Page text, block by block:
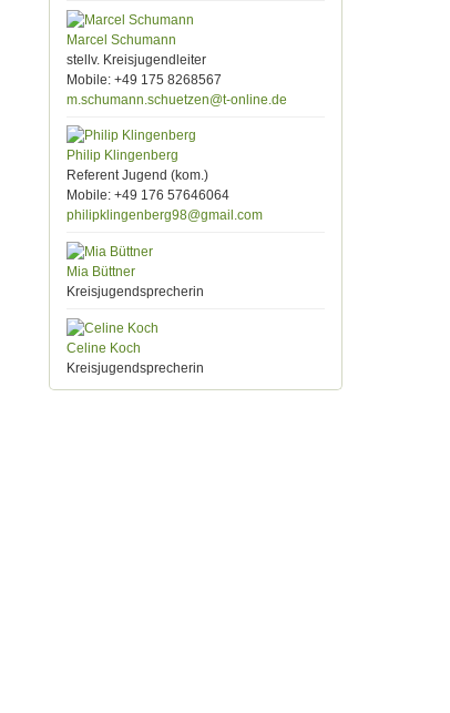
Marcel Schumann
stellv. Kreisjugendleiter
Mobile: +49 175 8268567
m.schumann.schuetzen@t-online.de
Philip Klingenberg
Referent Jugend (kom.)
Mobile: +49 176 57646064
philipklingenberg98@gmail.com
Mia Büttner
Kreisjugendsprecherin
Celine Koch
Kreisjugendsprecherin